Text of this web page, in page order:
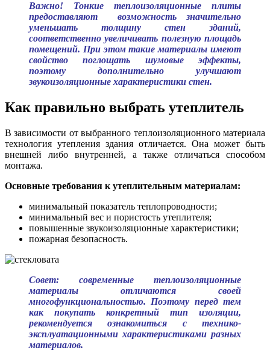
Важно! Тонкие теплоизоляционные плиты
предоставляют возможность значительно
уменьшать толщину стен зданий,
соответственно увеличивать полезную площадь
помещений. При этом такие материалы имеют
свойство поглощать шумовые эффекты,
поэтому дополнительно улучшают
звукоизоляционные характеристики стен.
Как правильно выбрать утеплитель
В зависимости от выбранного теплоизоляционного материала
технология утепления здания отличается. Она может быть
внешней либо внутренней, а также отличаться способом
монтажа.
Основные требования к утеплительным материалам:
минимальный показатель теплопроводности;
минимальный вес и пористость утеплителя;
повышенные звукоизоляционные характеристики;
пожарная безопасность.
Совет: современные теплоизоляционные
материалы отличаются своей
многофункциональностью. Поэтому перед тем
как покупать конкретный тип изоляции,
рекомендуется ознакомиться с технико-
эксплуатационными характеристиками разных
материалов.